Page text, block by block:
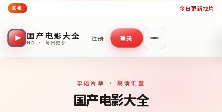
影视 今日更新找片
国产电影大全
HD · 每日更新
注册 登录
华语片单 · 高清汇整
国产电影大全